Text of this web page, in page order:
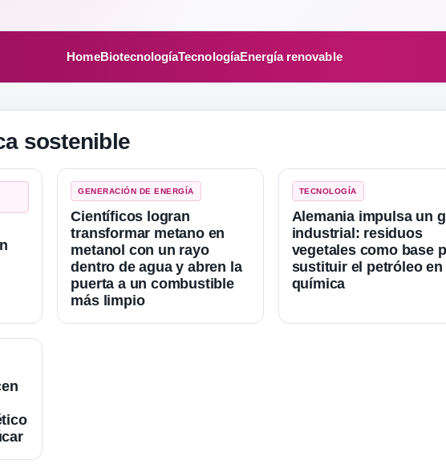
HomeBiotecnologíaTecnologíaEnergía renovable
sostenible
GENERACIÓN DE ENERGÍA
Científicos logran
transformar metano en
metanol con un rayo
dentro de agua y abren la
puerta a un combustible
más limpio
TECNOLOGÍA
Alemania impulsa un
industrial: residuos
vegetales como base
sustituir el petróleo en
química